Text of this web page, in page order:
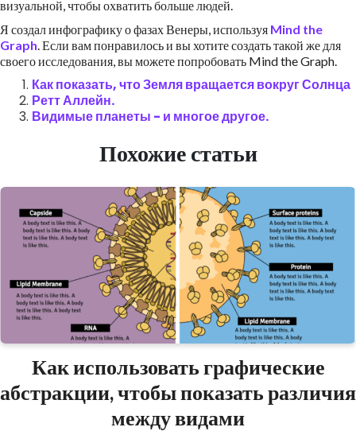
визуальной, чтобы охватить больше людей.
Я создал инфографику о фазах Венеры, используя Mind the
Graph . Если вам понравилось и вы хотите создать такой же для
своего исследования, вы можете попробовать Mind the Graph.
Как показать, что Земля вращается вокруг Солнца
Ретт Аллейн.
Видимые планеты - и многое другое.
Похожие статьи
Как использовать графические
абстракции, чтобы показать различия
между видами